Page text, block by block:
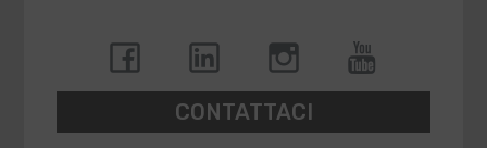
CONTATTACI